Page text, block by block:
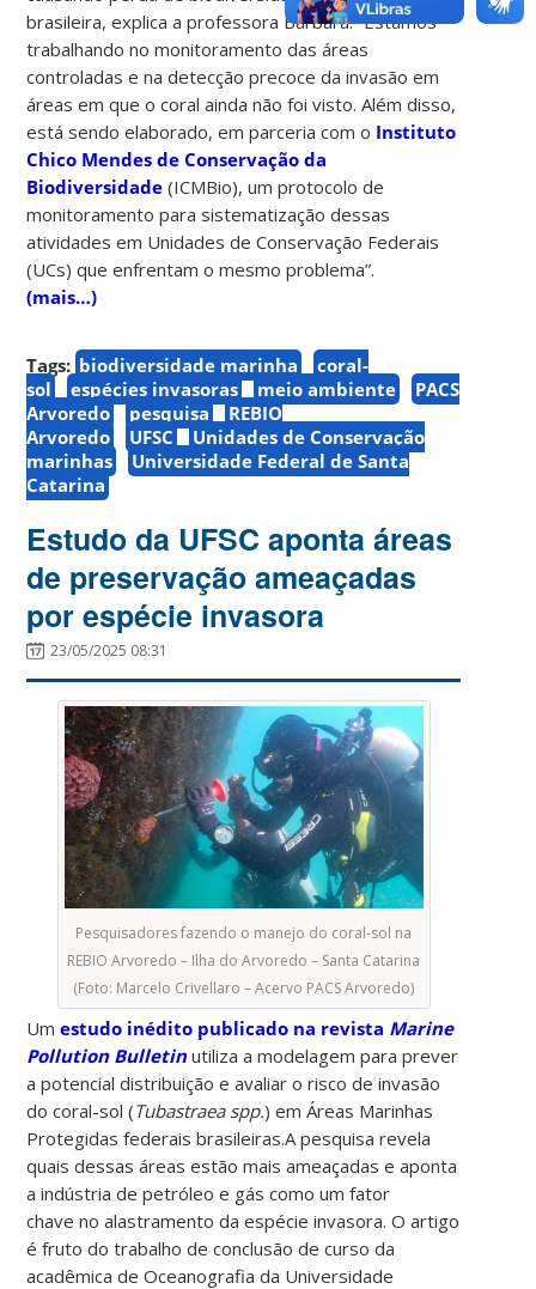
brasileira, explica a professora Bárbara.“Estamos
trabalhando no monitoramento das áreas
controladas e na detecção precoce da invasão em
áreas em que o coral ainda não foi visto. Além disso,
está sendo elaborado, em parceria com o Instituto
Chico Mendes de Conservação da
Biodiversidade (ICMBio), um protocolo de
monitoramento para sistematização dessas
atividades em Unidades de Conservação Federais
(UCs) que enfrentam o mesmo problema”.
(mais…)
Tags: biodiversidade marinha
coral-
sol
espécies invasoras meio ambiente
PACS
Arvoredo
pesquisa
REBIO
Arvoredo
UFSC
Unidades de Conservação
marinhas
Universidade Federal de Santa
Catarina
Estudo da UFSC aponta áreas
de preservação ameaçadas
por espécie invasora
23/05/2025 08:31
Pesquisadores fazendo o manejo do coral-sol na
REBIO Arvoredo – Ilha do Arvoredo – Santa Catarina
(Foto: Marcelo Crivellaro – Acervo PACS Arvoredo)
Umestudo inédito publicado na revista Marine
Pollution Bulletinutiliza a modelagem para prever
a potencial distribuição e avaliar o risco de invasão
do coral-sol (Tubastraea spp.) em Áreas Marinhas
Protegidas federais brasileiras.A pesquisa revela
quais dessas áreas estão mais ameaçadas e aponta
a indústria de petróleo e gás como um fator
chave no alastramento da espécie invasora. O artigo
é fruto do trabalho de conclusão de curso da
acadêmica de Oceanografia da Universidade